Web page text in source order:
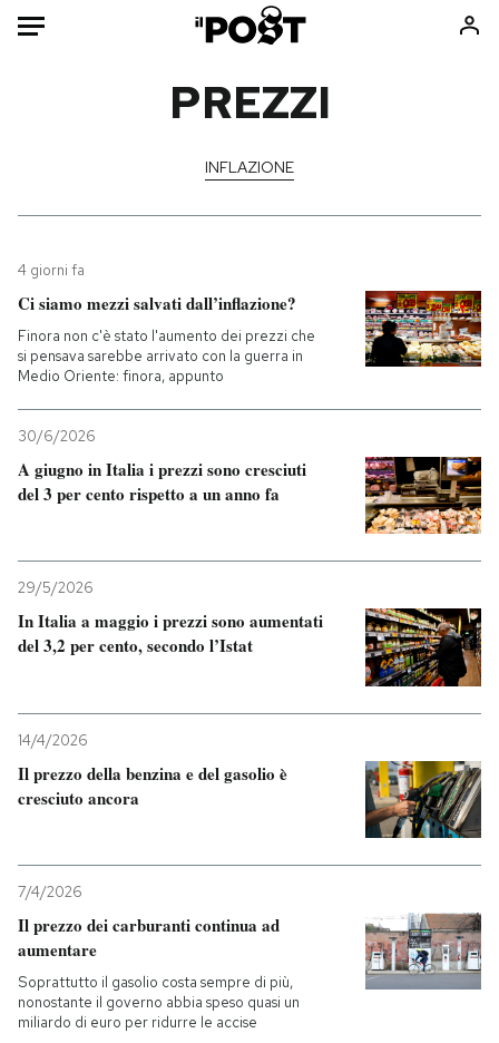
Mondo
Internet
Scienza
Cultura
Economia
Sport
Moda
Libri
Ok Boomer!
Media
Altrecose
NEWSLETTER
SHOP
Entra
PREZZI
INFLAZIONE
4 giorni fa
Ci siamo mezzi salvati dall’inflazione?
Finora non c'è stato l'aumento dei prezzi che
si pensava sarebbe arrivato con la guerra in
Medio Oriente: finora, appunto
30/6/2026
A giugno in Italia i prezzi sono cresciuti
del 3 per cento rispetto a un anno fa
29/5/2026
In Italia a maggio i prezzi sono aumentati
del 3,2 per cento, secondo l’Istat
14/4/2026
Il prezzo della benzina e del gasolio è
cresciuto ancora
7/4/2026
Il prezzo dei carburanti continua ad
aumentare
Soprattutto il gasolio costa sempre di più,
nonostante il governo abbia speso quasi un
miliardo di euro per ridurre le accise